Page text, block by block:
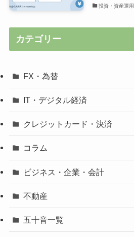
投資・資産運用
カテゴリー
FX・為替
IT・デジタル経済
クレジットカード・決済
コラム
ビジネス・企業・会計
不動産
五十音一覧